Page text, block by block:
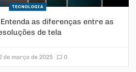
TECNOLOGIA
Entenda as diferenças entre as
de tela
de março de 2025 0